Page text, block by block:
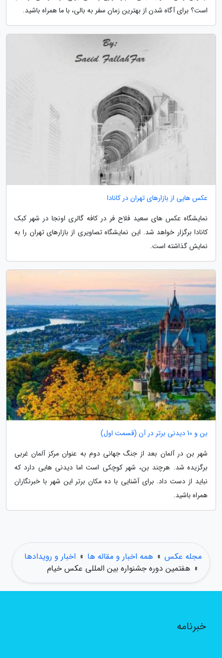
است؟ برای آگاه شدن از بهترین زمان سفر به بالی، با ما همراه باشید.
عکس هایی از بازارهای تهران در کانادا
نمایشگاه عکس های سعید فلاح فر در کافه گالری اونجا در شهر کبک
کانادا برگزار خواهد شد. این نمایشگاه تصاویری از بازارهای تهران را به
نمایش گذاشته است.
بن و 10 دیدنی برتر در آن (قسمت اول)
شهر بن در آلمان بعد از جنگ جهانی دوم به عنوان مرکز آلمان غربی
برگزیده شد. هرچند بن، شهر کوچکی است اما دیدنی هایی دارد که
نباید از دست داد. برای آشنایی با ده مکان برتر این شهر با خبرنگاران
همراه باشید.
مجله عکس » همه اخبار و مقاله ها » اخبار و رویدادها
» هفتمین دوره جشنواره بین المللی عکس خیام
خبرنامه